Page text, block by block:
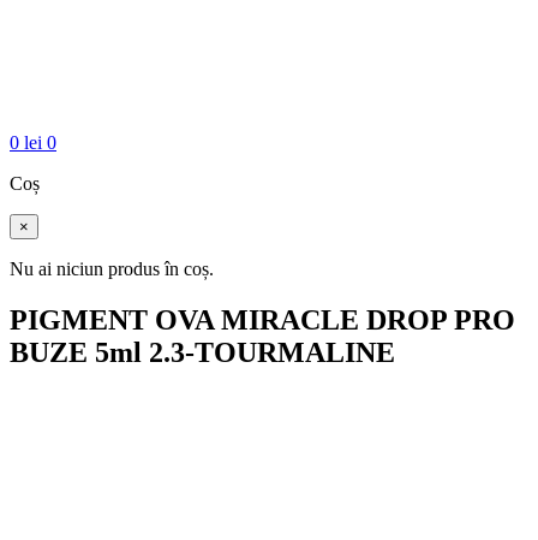
0 lei 0
Coș
×
Nu ai niciun produs în coș.
PIGMENT OVA MIRACLE DROP PRO
BUZE 5ml 2.3-TOURMALINE